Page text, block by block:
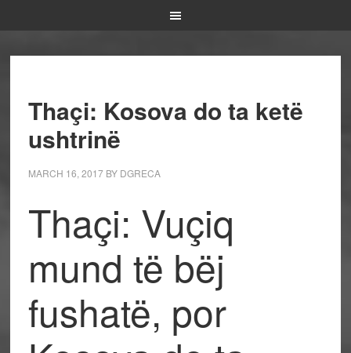
Thaçi: Kosova do ta ketë
ushtrinë
MARCH 16, 2017BY DGRECA
Thaçi: Vuçiq
mund të bëj
fushatë, por